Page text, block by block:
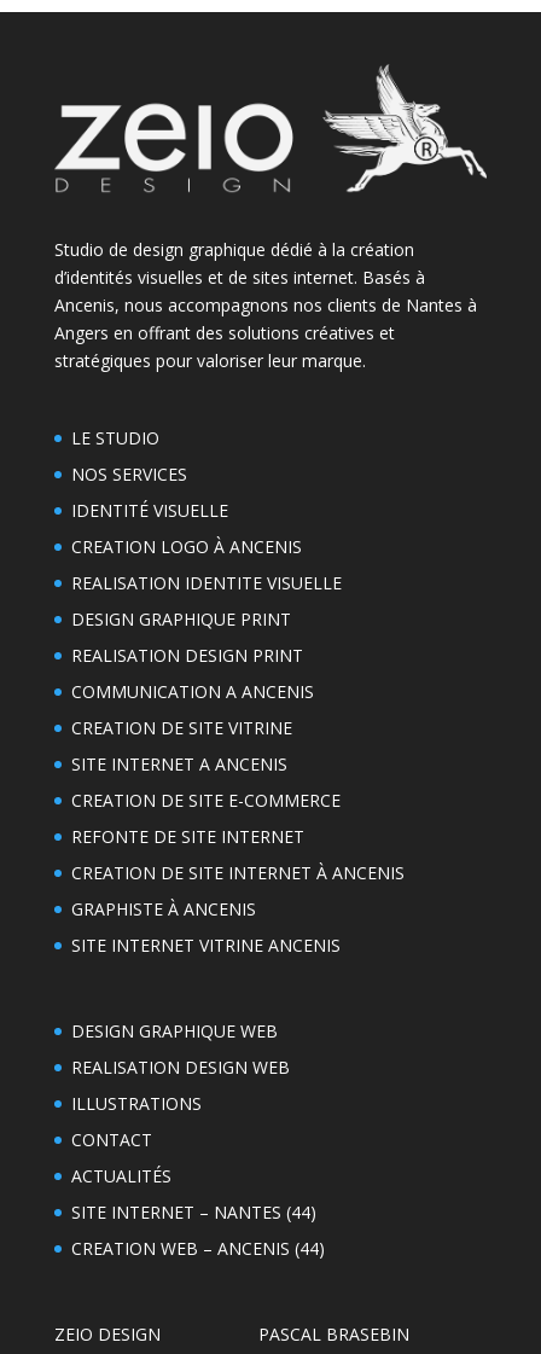
Studio de design graphique dédié à la création
d’identités visuelles et de sites internet. Basés à
Ancenis, nous accompagnons nos clients de Nantes à
Angers en offrant des solutions créatives et
stratégiques pour valoriser leur marque.
LE STUDIO
NOS SERVICES
IDENTITÉ VISUELLE
CREATION LOGO À ANCENIS
REALISATION IDENTITE VISUELLE
DESIGN GRAPHIQUE PRINT
REALISATION DESIGN PRINT
COMMUNICATION A ANCENIS
CREATION DE SITE VITRINE
SITE INTERNET A ANCENIS
CREATION DE SITE E-COMMERCE
REFONTE DE SITE INTERNET
CREATION DE SITE INTERNET À ANCENIS
GRAPHISTE À ANCENIS
SITE INTERNET VITRINE ANCENIS
DESIGN GRAPHIQUE WEB
REALISATION DESIGN WEB
ILLUSTRATIONS
CONTACT
ACTUALITÉS
SITE INTERNET – NANTES (44)
CREATION WEB – ANCENIS (44)
ZEIO DESIGN
PASCAL BRASEBIN